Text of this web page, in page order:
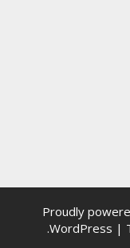
Proudly
WordPress |
.